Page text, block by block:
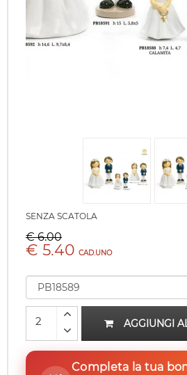
SENZA SCATOLA
€ 6.00
€ 5.40 CAD.UNO
AGGIUNGI
Completa la tua